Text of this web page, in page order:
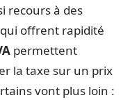
recours à des
offrent rapidité
permettent
la taxe sur un prix
vont plus loin :